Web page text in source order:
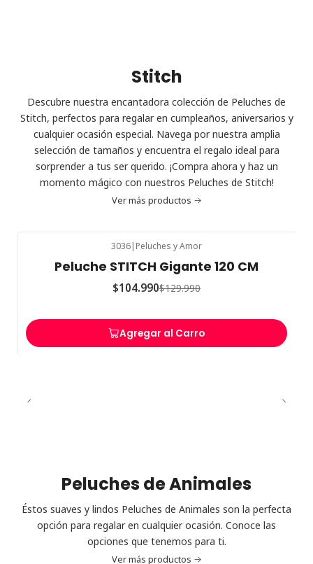
Stitch
Descubre nuestra encantadora colección de Peluches de
Stitch, perfectos para regalar en cumpleaños, aniversarios y
cualquier ocasión especial. Navega por nuestra amplia
selección de tamaños y encuentra el regalo ideal para
sorprender a tus ser querido. ¡Compra ahora y haz un
momento mágico con nuestros Peluches de Stitch!
Ver más productos
3036| Peluches y Amor
Peluche STITCH Gigante 120 CM
$104.990$129.990
Agregar al Carro
Peluches de Animales
Éstos suaves y lindos Peluches de Animales son la perfecta
opción para regalar en cualquier ocasión. Conoce las
opciones que tenemos para ti.
Ver más productos